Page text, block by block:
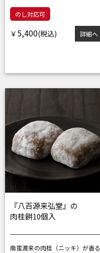
のし対応可
￥ 5,400 詳細へ
『八百源来弘堂』の
肉桂餅10個入
南蛮渡来の肉桂（ニッキ）が香る